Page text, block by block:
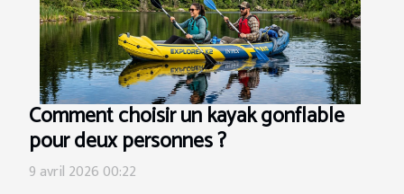
Comment choisir un kayak gonflable
pour deux personnes ?
9 avril 2026 00:22